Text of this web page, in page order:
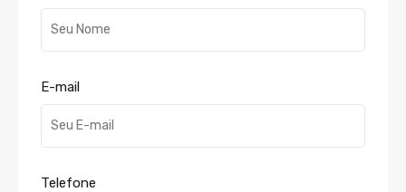
E-mail
Telefone